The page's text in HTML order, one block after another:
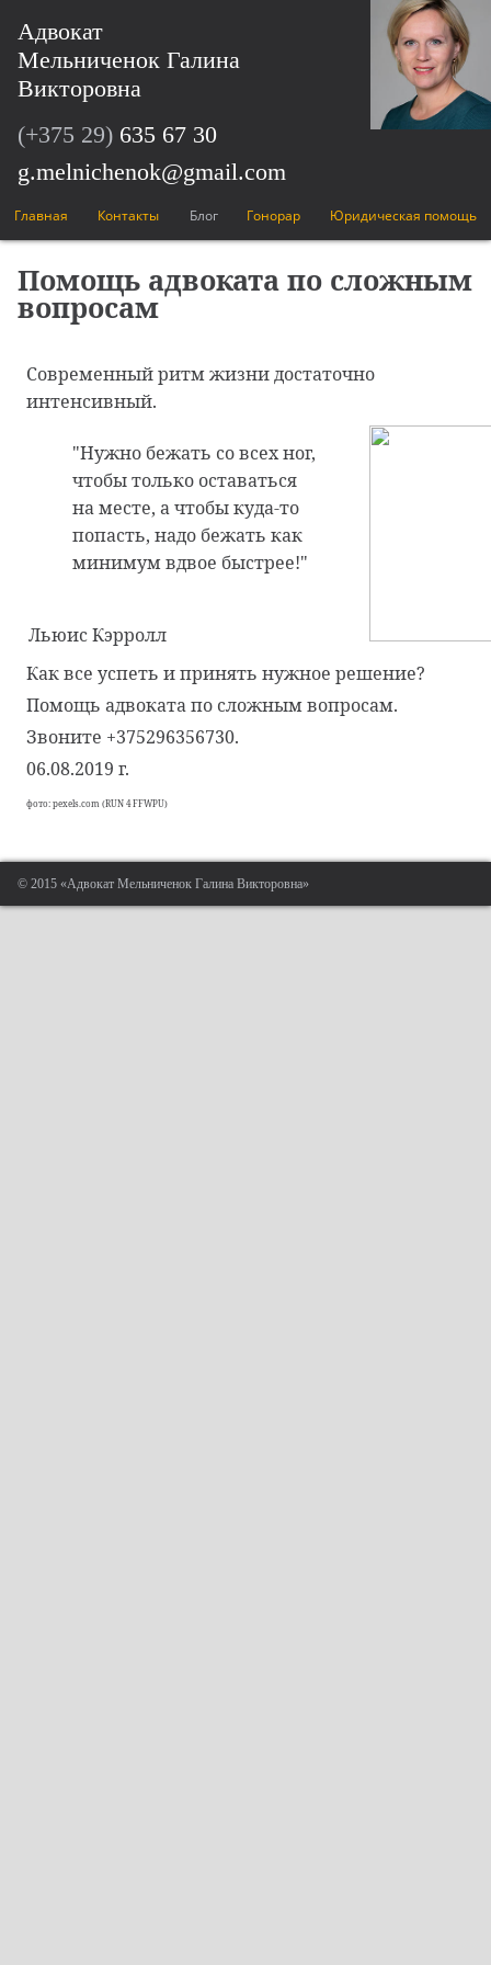
Адвокат
Мельниченок Галина
Викторовна
(+375 29) 635 67 30
g.melnichenok@gmail.com
Главная Контакты Блог Гонорар Юридическая помощь
Помощь адвоката по сложным
вопросам
Современный ритм жизни достаточно
интенсивный.
"Нужно бежать со всех ног,
чтобы только оставаться
на месте, а чтобы куда-то
попасть, надо бежать как
минимум вдвое быстрее!"
Льюис Кэрролл
Как все успеть и принять нужное решение?
Помощь адвоката по сложным вопросам.
Звоните +375296356730.
06.08.2019 г.
фото:pexels.com (RUN 4 FFWPU)
© 2015 «Адвокат Мельниченок Галина Викторовна»